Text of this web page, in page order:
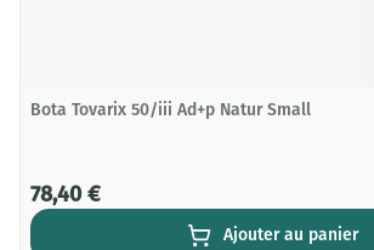
Bota Tovarix 50/iii Ad+p Natur Small
78,40 €
Ajouter au panier